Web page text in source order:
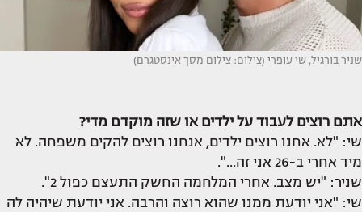
שניר בורגיל, שי עופרי (צילום: צילום מסך אינסטגרם)
אתם רוצים לעבוד על ילדים או שזה מוקדם מדי?
שי: "לא. אחנו רוצים ילדים, אנחנו רוצים להקים משפחה. לא
מיד אחרי ב-26 אני זה...".
שניר: "יש מצב. אחרי המלחמה החשק התעצם כפול 2".
שי: "אני יודעת ממנו שהוא רוצה והרבה. אני יודעת שיהיה לה